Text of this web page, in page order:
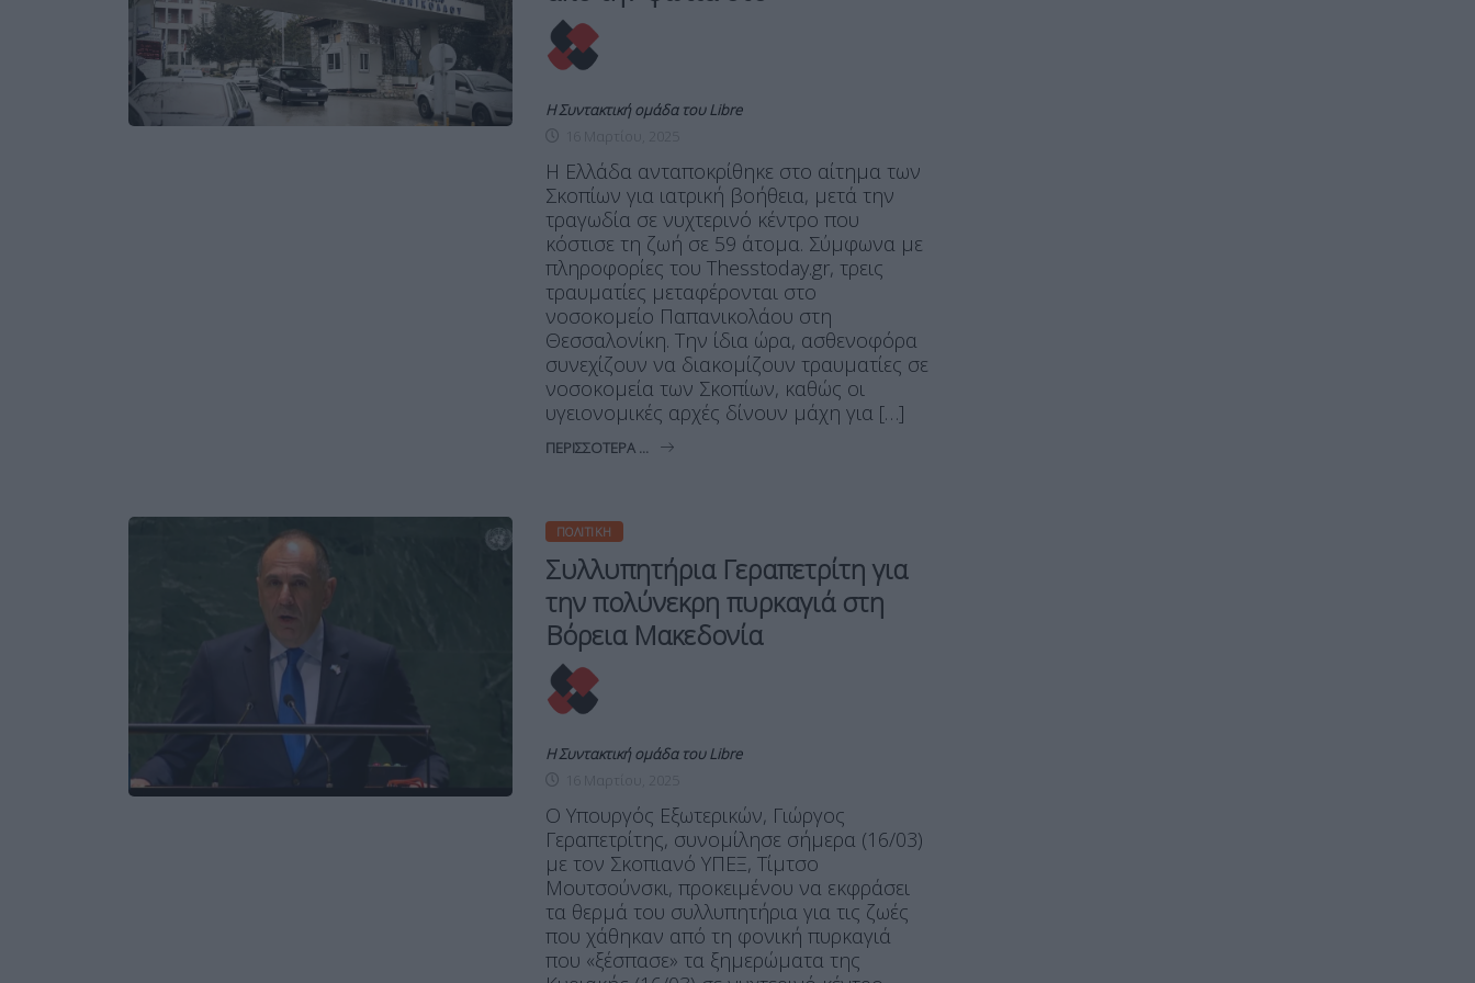
Η Συντακτική ομάδα του Libre
Η Ελλάδα ανταποκρίθηκε στο αίτημα των
Σκοπίων για ιατρική βοήθεια, μετά την
τραγωδία σε νυχτερινό κέντρο που
κόστισε τη ζωή σε 59 άτομα. Σύμφωνα με
πληροφορίες του Thesstoday.gr, τρεις
τραυματίες μεταφέρονται στο
νοσοκομείο Παπανικολάου στη
Θεσσαλονίκη. Την ίδια ώρα, ασθενοφόρα
συνεχίζουν να διακομίζουν τραυματίες σε
νοσοκομεία των Σκοπίων, καθώς οι
υγειονομικές αρχές δίνουν μάχη για […]
ΠΕΡΙΣΣΌΤΕΡΑ ...
ΠΟΛΙΤΙΚΉ
Συλλυπητήρια Γεραπετρίτη για
την πολύνεκρη πυρκαγιά στη
Βόρεια Μακεδονία
Η Συντακτική ομάδα του Libre
Ο Υπουργός Εξωτερικών, Γιώργος
Γεραπετρίτης, συνομίλησε σήμερα (16/03)
με τον Σκοπιανό ΥΠΕΞ, Τίμτσο
Μουτσούνσκι, προκειμένου να εκφράσει
τα θερμά του συλλυπητήρια για τις ζωές
που χάθηκαν από τη φονική πυρκαγιά
που «ξέσπασε» τα ξημερώματα της